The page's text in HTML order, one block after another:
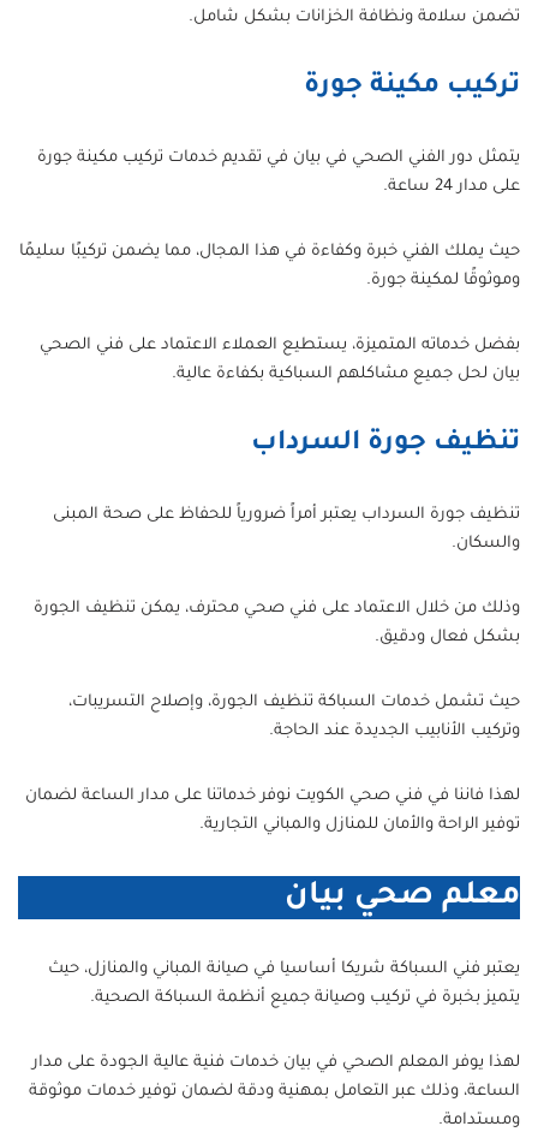
تضمن سلامة ونظافة الخزانات بشكل شامل.
تركيب مكينة جورة
يتمثل دور الفني الصحي في بيان في تقديم خدمات تركيب مكينة جورة
على مدار 24 ساعة.
حيث يملك الفني خبرة وكفاءة في هذا المجال، مما يضمن تركيبًا سليمًا
وموثوقًا لمكينة جورة.
بفضل خدماته المتميزة، يستطيع العملاء الاعتماد على فني الصحي
بيان لحل جميع مشاكلهم السباكية بكفاءة عالية.
تنظيف جورة السرداب
تنظيف جورة السرداب يعتبر أمراً ضرورياً للحفاظ على صحة المبنى
والسكان.
وذلك من خلال الاعتماد على فني صحي محترف، يمكن تنظيف الجورة
بشكل فعال ودقيق.
حيث تشمل خدمات السباكة تنظيف الجورة، وإصلاح التسريبات،
وتركيب الأنابيب الجديدة عند الحاجة.
لهذا فاننا في فني صحي الكويت نوفر خدماتنا على مدار الساعة لضمان
توفير الراحة والأمان للمنازل والمباني التجارية.
معلم صحي بيان
يعتبر فني السباكة شريكا أساسيا في صيانة المباني والمنازل، حيث
يتميز بخبرة في تركيب وصيانة جميع أنظمة السباكة الصحية.
لهذا يوفر المعلم الصحي في بيان خدمات فنية عالية الجودة على مدار
الساعة، وذلك عبر التعامل بمهنية ودقة لضمان توفير خدمات موثوقة
ومستدامة.